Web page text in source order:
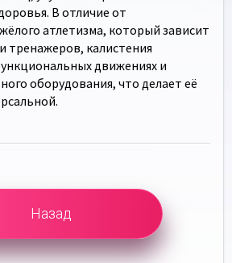
В отличие от
атлетизма, который зависит
тренажеров, калистения
движениях и
оборудования, что делает её
Назад